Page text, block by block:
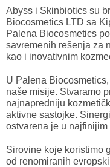
Abyss i Skinbiotics su
Biocosmetics LTD sa
Palena Biocosmetics
savremenih rešenja za
kao i inovativnim
U Palena
naše misije. Stvaramo
najnapredniju
aktivne sastojke.
ostvarena je u najfinijim
Sirovine koje koristimo
od renomiranih